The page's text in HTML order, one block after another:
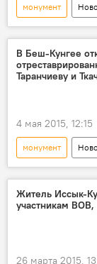
монумент
Общество
Тюпский район
Таалайбек
70-летие Победы
В Беш-Кунгее
Таранчиеву и
4 мая 2015, 12:15
монумент
Общество
молитва
70-летие Победы
Житель Иссык-
участникам
26 марта 2015,